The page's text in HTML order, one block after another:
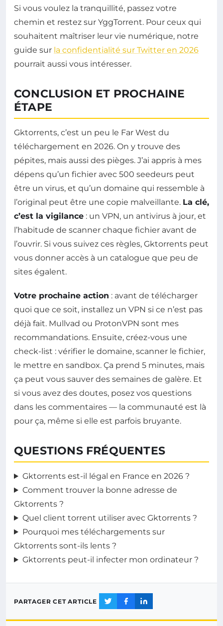
Si vous voulez la tranquillité, passez votre
chemin et restez sur YggTorrent. Pour ceux qui
souhaitent maîtriser leur vie numérique, notre
guide sur la confidentialité sur Twitter en 2026
pourrait aussi vous intéresser.
CONCLUSION ET PROCHAINE
ÉTAPE
Gktorrents, c’est un peu le Far West du
téléchargement en 2026. On y trouve des
pépites, mais aussi des pièges. J’ai appris à mes
dépens qu’un fichier avec 500 seedeurs peut
être un virus, et qu’un domaine qui ressemble à
l’original peut être une copie malveillante. La clé,
c’est la vigilance : un VPN, un antivirus à jour, et
l’habitude de scanner chaque fichier avant de
l’ouvrir. Si vous suivez ces règles, Gktorrents peut
vous donner accès à un catalogue que peu de
sites égalent.
Votre prochaine action : avant de télécharger
quoi que ce soit, installez un VPN si ce n’est pas
déjà fait. Mullvad ou ProtonVPN sont mes
recommandations. Ensuite, créez-vous une
check-list : vérifier le domaine, scanner le fichier,
le mettre en sandbox. Ça prend 5 minutes, mais
ça peut vous sauver des semaines de galère. Et
si vous avez des doutes, posez vos questions
dans les commentaires — la communauté est là
pour ça, même si elle est parfois bruyante.
QUESTIONS FRÉQUENTES
Gktorrents est-il légal en France en 2026 ?
Comment trouver la bonne adresse de
Gktorrents ?
Quel client torrent utiliser avec Gktorrents ?
Pourquoi mes téléchargements sur
Gktorrents sont-ils lents ?
Gktorrents peut-il infecter mon ordinateur ?
PARTAGER CET ARTICLE